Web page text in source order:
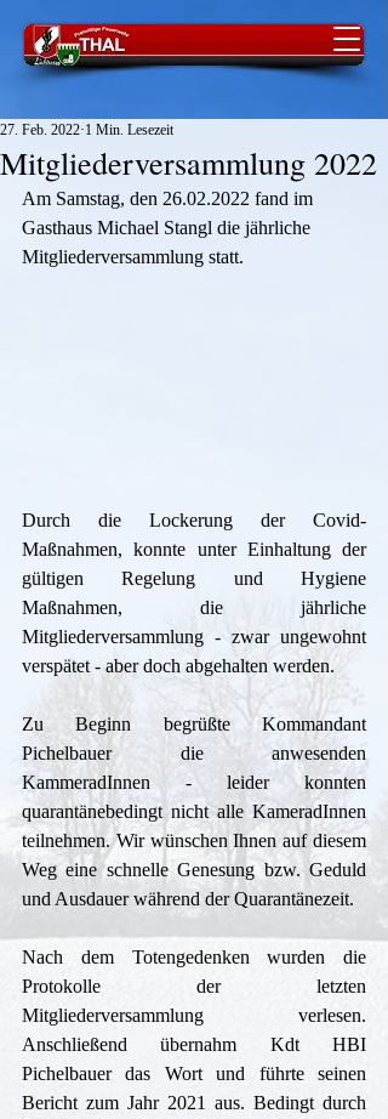
Mitgliederversammlung 2022
27. Feb. 2022 1 Min. Lesezeit
Am Samstag, den 26.02.2022 fand im
Gasthaus Michael Stangl die jährliche
Mitgliederversammlung statt.
Durch die Lockerung der Covid-
Maßnahmen, konnte unter Einhaltung der
gültigen Regelung und Hygiene
Maßnahmen, die jährliche
Mitgliederversammlung - zwar ungewohnt
verspätet - aber doch abgehalten werden.
Zu Beginn begrüßte Kommandant
Pichelbauer die anwesenden
KammeradInnen - leider konnten
quarantänebedingt nicht alle KameradInnen
teilnehmen. Wir wünschen Ihnen auf diesem
Weg eine schnelle Genesung bzw. Geduld
und Ausdauer während der Quarantänezeit.
Nach dem Totengedenken wurden die
Protokolle der letzten
Mitgliederversammlung verlesen.
Anschließend übernahm Kdt HBI
Pichelbauer das Wort und führte seinen
Bericht zum Jahr 2021 aus. Bedingt durch